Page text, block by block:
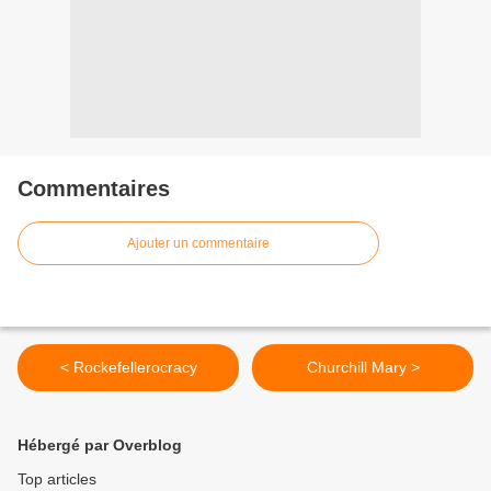
Commentaires
Ajouter un commentaire
< Rockefellerocracy Churchill Mary >
Hébergé par Overblog
Top articles